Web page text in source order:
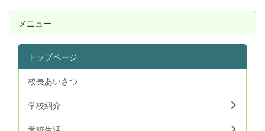
メニュー
トップページ
校長あいさつ
学校紹介